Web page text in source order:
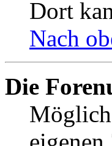
Dort
Nach
Die